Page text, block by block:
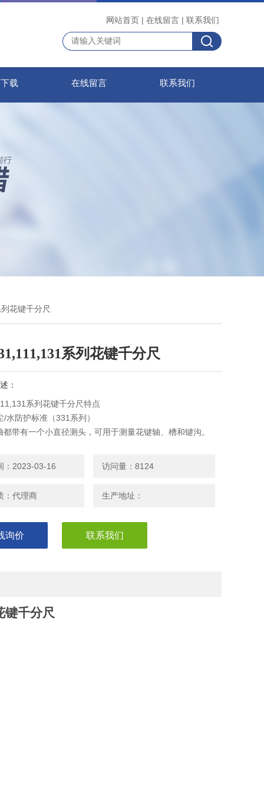
网站首页 | 在线留言 | 联系我们
载 在线留言 联系我们
花键千分尺
系列花键千分尺
：
系列花键千分尺特点
/水防护标准（331系列）
都带有一个小直径测头，可用于测量花键轴、槽和键沟。
：2023-03-16 访问量：8124
：代理商 生产地址：
询价 联系我们
键千分尺